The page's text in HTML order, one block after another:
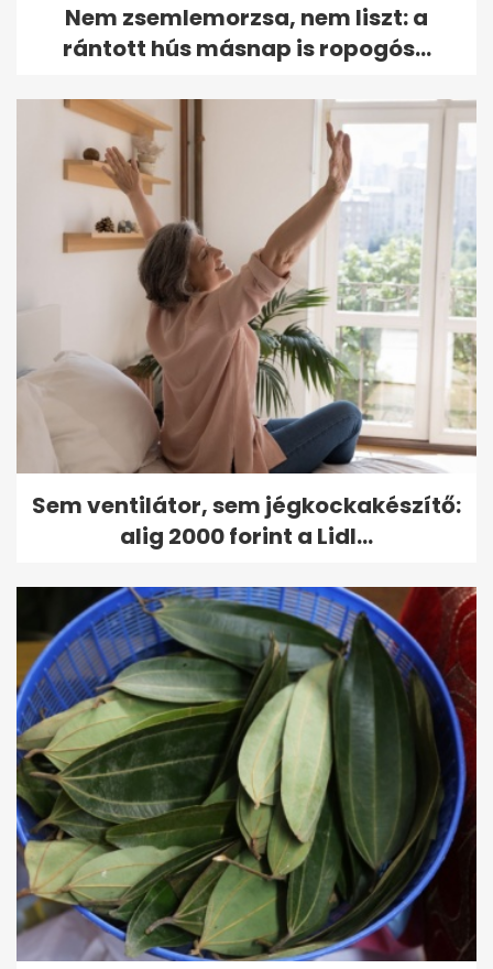
Nem zsemlemorzsa, nem liszt: a
rántott hús másnap is ropogós...
Sem ventilátor, sem jégkockakészítő:
alig 2000 forint a Lidl...